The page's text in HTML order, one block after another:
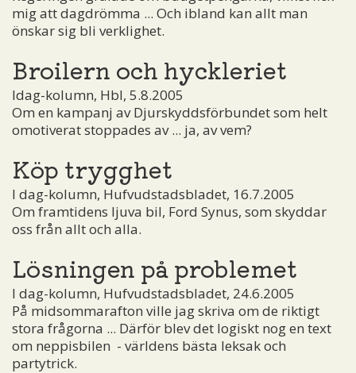
mig att dagdrömma ... Och ibland kan allt man
önskar sig bli verklighet.
Broilern och hyckleriet
Idag-kolumn, Hbl, 5.8.2005
Om en kampanj av Djurskyddsförbundet som helt
omotiverat stoppades av ... ja, av vem?
Köp trygghet
I dag-kolumn, Hufvudstadsbladet, 16.7.2005
Om framtidens ljuva bil, Ford Synus, som skyddar
oss från allt och alla.
Lösningen på problemet
I dag-kolumn, Hufvudstadsbladet, 24.6.2005
På midsommarafton ville jag skriva om de riktigt
stora frågorna ... Därför blev det logiskt nog en text
om neppisbilen ­ - världens bästa leksak och
partytrick.